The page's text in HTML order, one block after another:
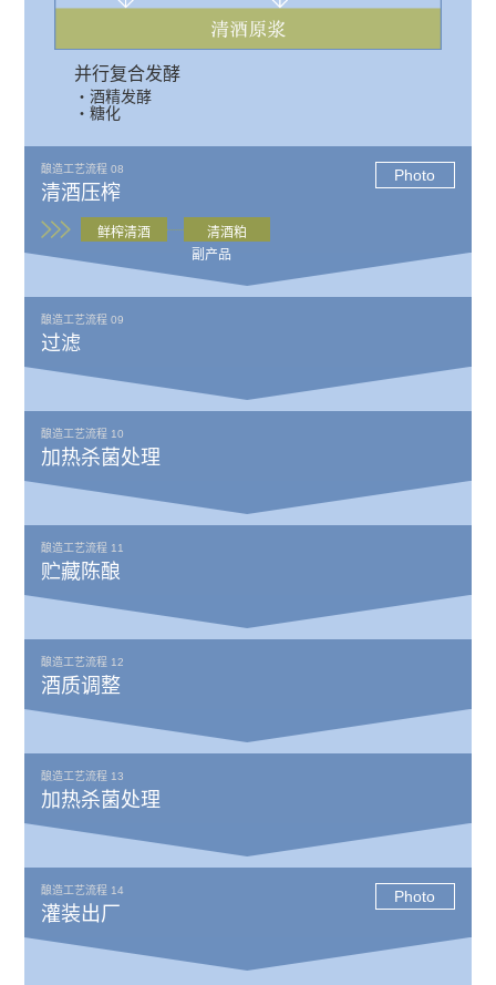
并行复合发酵
・酒精发酵
・糖化
Photo
酿造工艺流程 08
清酒压榨
鲜榨清酒
清酒粕
副产品
酿造工艺流程 09
过滤
酿造工艺流程 10
加热杀菌处理
酿造工艺流程 11
贮藏陈酿
酿造工艺流程 12
酒质调整
酿造工艺流程 13
加热杀菌处理
Photo
酿造工艺流程 14
灌装出厂